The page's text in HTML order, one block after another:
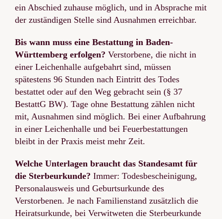
ein Abschied zuhause möglich, und in Absprache mit
der zuständigen Stelle sind Ausnahmen erreichbar.
Bis wann muss eine Bestattung in Baden-
Württemberg erfolgen? Verstorbene, die nicht in
einer Leichenhalle aufgebahrt sind, müssen
spätestens 96 Stunden nach Eintritt des Todes
bestattet oder auf den Weg gebracht sein (§ 37
BestattG BW). Tage ohne Bestattung zählen nicht
mit, Ausnahmen sind möglich. Bei einer Aufbahrung
in einer Leichenhalle und bei Feuerbestattungen
bleibt in der Praxis meist mehr Zeit.
Welche Unterlagen braucht das Standesamt für
die Sterbeurkunde? Immer: Todesbescheinigung,
Personalausweis und Geburtsurkunde des
Verstorbenen. Je nach Familienstand zusätzlich die
Heiratsurkunde, bei Verwitweten die Sterbeurkunde